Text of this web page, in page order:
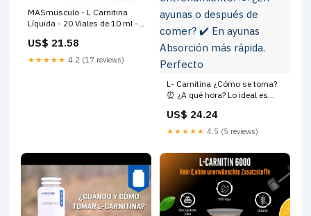
MASmusculo - L Carnitina
Líquida - 20 Viales de 10 ml -
la Resistencia y el
Rendimiento Deportivo
US$ 21.58
★★★★★ 4.2 (17 reviews)
L- Carnitina ¿Cómo se toma?
⏰ ¿A qué hora? Lo ideal es
del entrenamiento. 🍽️ ¿En
ayunas o después de comer?
✔️ En ayunas Absorción más
US$ 24.24
★★★★★ 4.5 (5 reviews)